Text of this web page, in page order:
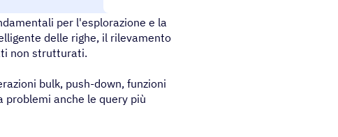
per l'esplorazione e la
delle righe, il rilevamento
non strutturati.
bulk, push-down, funzioni
problemi anche le query più